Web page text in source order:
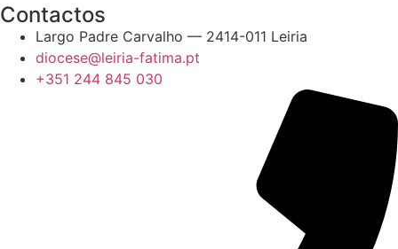
Contactos
Largo Padre Carvalho — 2414-011 Leiria
diocese@leiria-fatima.pt
+351 244 845 030